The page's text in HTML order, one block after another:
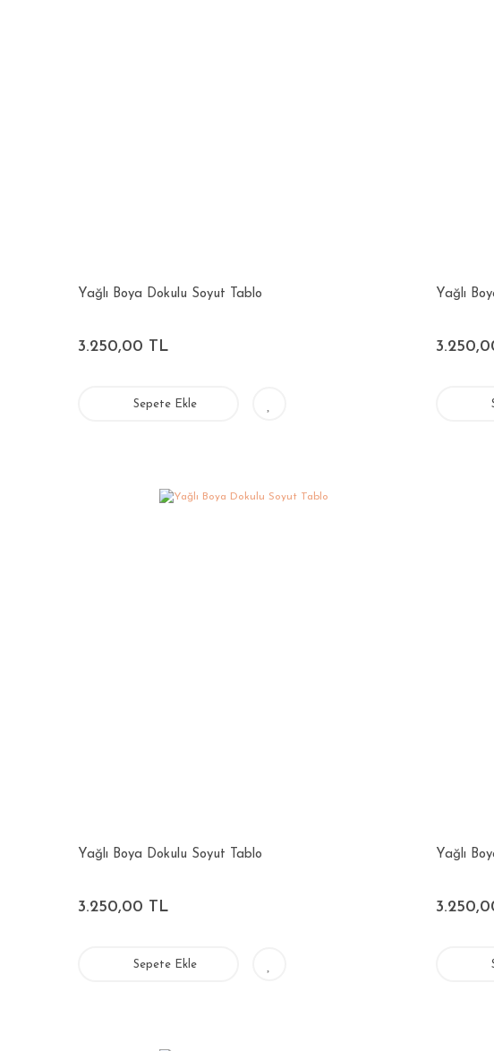
Yağlı Boya Dokulu Soyut Tablo
3.250,00 TL
Sepete Ekle
Yağlı
Yağlı Boya Dokulu Soyut Tablo
3.250,00 TL
Sepete Ekle
Yağlı